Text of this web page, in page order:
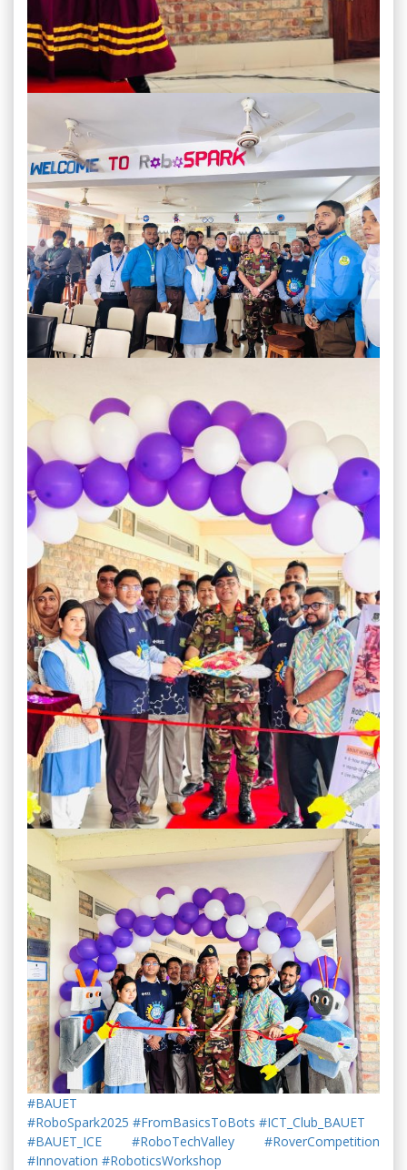
#BAUET
#RoboSpark2025 #FromBasicsToBots #ICT_Club_BAUET
#BAUET_ICE
#RoboTechValley
#RoverCompetition
#Innovation #RoboticsWorkshop